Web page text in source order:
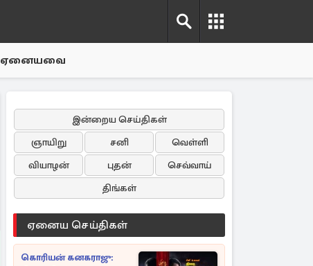
ஏனையவை
இன்றைய செய்திகள்
ஞாயிறு
சனி
வெள்ளி
வியாழன்
புதன்
செவ்வாய்
திங்கள்
ஏனைய செய்திகள்
கொரியன் கனகராஜு: